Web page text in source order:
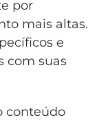
por
mais altas.
e
com suas
conteúdo